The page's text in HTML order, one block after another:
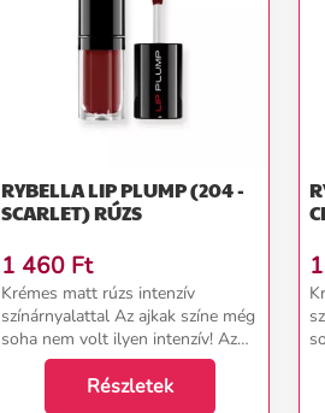
RYBELLA LIP PLUMP (204 -
SCARLET) RÚZS
1 460 Ft
Krémes matt rúzs intenzív
színárnyalattal Az ajkak színe még
soha nem volt ilyen intenzív! Az
olasz RyBella márka olívaolajjal és
ricinusolajjal dúsított rúzsának
innovatív összetétele garantálja az
Részletek